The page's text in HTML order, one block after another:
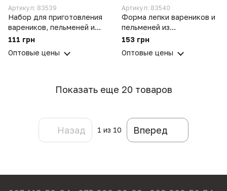
Артикул: 83539
Набор для приготовления
вареников, пельменей и
пирожков из 3 форм
111 грн
Оптовые цены
Артикул: 83540
Форма лепки вареников и
пельменей из
нержавеющей стали 9.5
153 грн
Оптовые цены
Показать еще 20 товаров
Назад 1 из 10 Вперед